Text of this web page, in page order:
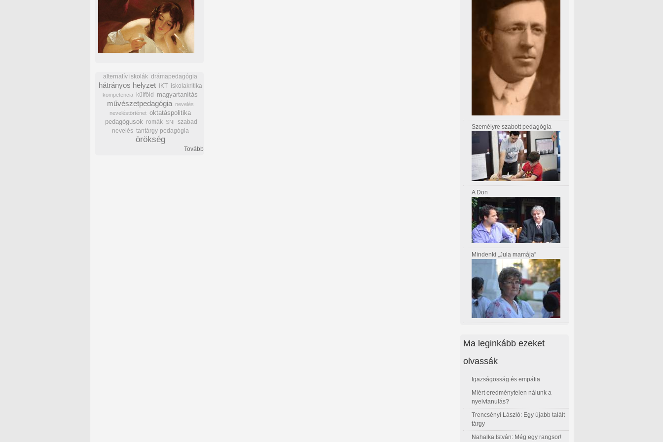
alternatív iskolák drámapedagógia
hátrányos helyzet IKT iskolakritika
kompetencia külföld magyartanítás
művészetpedagógia
nevelés
neveléstörténet oktatáspolitika
pedagógusok romák SNI szabad
nevelés tantárgy-pedagógia
örökség
Tovább
Személyre szabott pedagógia
A Don
Mindenki „Jula mamája”
Ma leginkább ezeket
olvassák
Igazságosság és empátia
Miért eredménytelen nálunk a
nyelvtanulás?
Trencsényi László: Egy újabb talált
tárgy
Nahalka István: Még egy rangsor!